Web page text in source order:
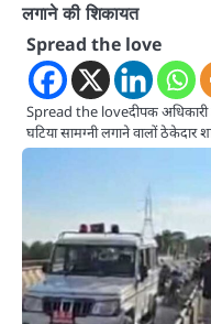
लगाने की शिकायत
Spread the love
Spread the loveदीपक अधिकारी
घटिया सामग्नी लगाने वालों ठेकेदार